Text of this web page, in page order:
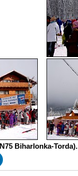
Biharlonka-Torda).